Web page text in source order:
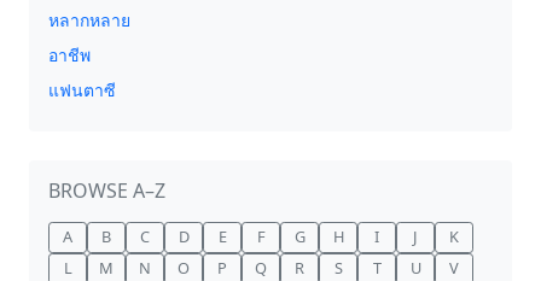
หลากหลาย
อาชีพ
แฟนตาซี
BROWSE A–Z
A B C D E F G H I J
K
L
M N O P Q R S T U
V